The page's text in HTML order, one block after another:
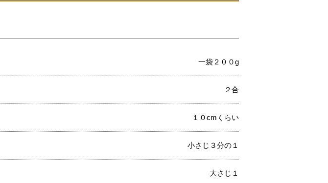
一袋２００g
２合
１０cmくらい
小さじ３分の１
大さじ１